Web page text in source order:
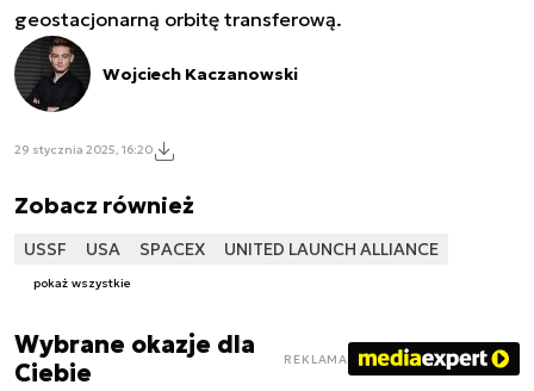
geostacjonarną orbitę transferową.
Wojciech Kaczanowski
29 stycznia 2025, 16:20
Zobacz również
USSF USA SPACEX UNITED LAUNCH ALLIANCE
pokaż wszystkie
Wybrane okazje dla
Ciebie
REKLAMA